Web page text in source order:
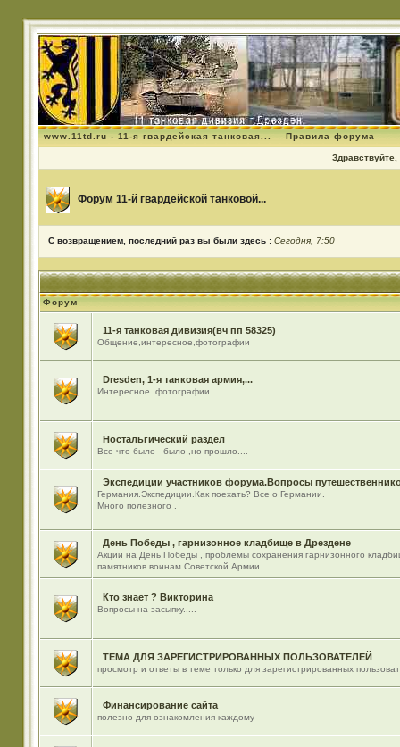
www.11td.ru - 11-я гвардейская танковая... Правила форума
Здравствуйте,
Форум 11-й гвардейской танковой...
С возвращением, последний раз вы были здесь : Сегодня, 7:50
Форум
11-я танковая дивизия(вч пп 58325)
Общение,интересное,фотографии
Dresden, 1-я танковая армия,...
Интересное .фотографии....
Ностальгический раздел
Все что было - было ,но прошло....
Экспедиции участников форума.Вопросы
Германия.Экспедиции.Как поехать? Все о Германии.
Много полезного .
День Победы , гарнизонное кладбище в Дрездене
Акции на День Победы , проблемы сохранения гарнизонного
памятников воинам Советской Армии.
Кто знает ? Викторина
Вопросы на засыпку.....
ТЕМА ДЛЯ ЗАРЕГИСТРИРОВАННЫХ ПОЛЬЗОВАТЕЛЕЙ
просмотр и ответы в теме только для зарегистрированных
Финансирование сайта
полезно для ознакомления каждому